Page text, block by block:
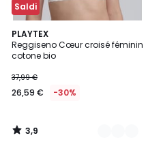
Saldi
PLAYTEX
Reggiseno Cœur croisé féminin
cotone bio
37,99 €
26,59 € -30%
3,9
/ 5
2
Colori
3,9
/